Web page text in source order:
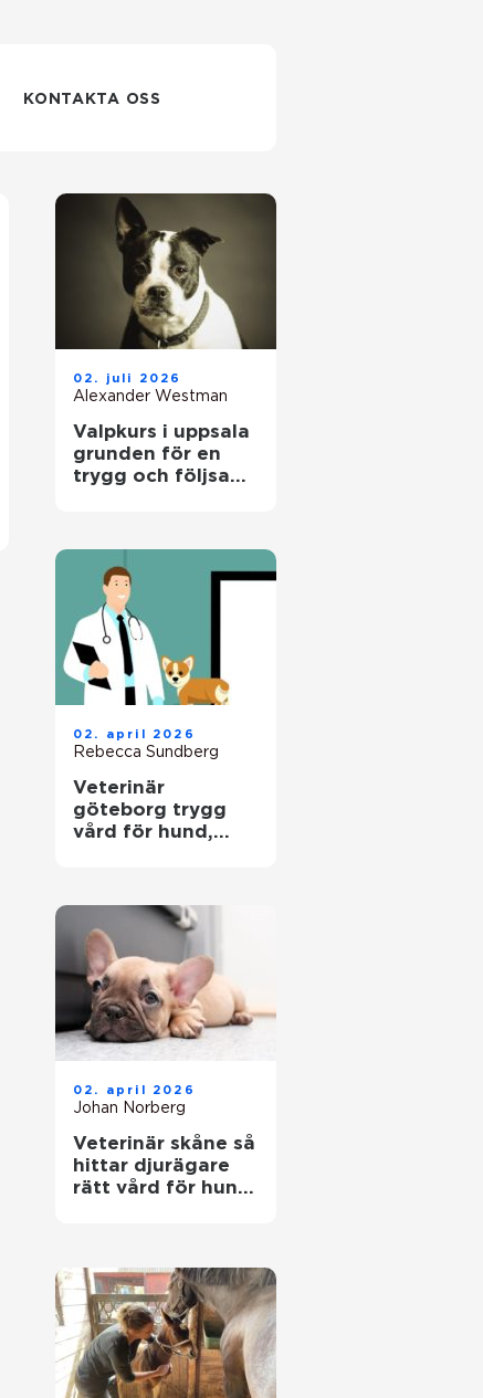
KONTAKTA OSS
02. juli 2026
Alexander Westman
Valpkurs i uppsala
grunden för en
trygg och följsam
02. april 2026
Rebecca Sundberg
Veterinär
göteborg trygg
vård för hund,
02. april 2026
Johan Norberg
Veterinär skåne så
hittar djurägare
rätt vård för hund